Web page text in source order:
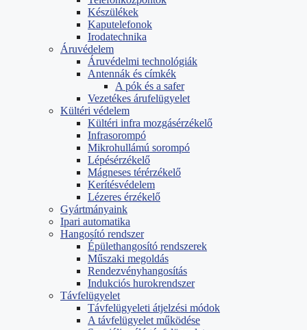
Készülékek
Kaputelefonok
Irodatechnika
Áruvédelem
Áruvédelmi technológiák
Antennák és címkék
A pók és a safer
Vezetékes árufelügyelet
Kültéri védelem
Kültéri infra mozgásérzékelő
Infrasorompó
Mikrohullámú sorompó
Lépésérzékelő
Mágneses térérzékelő
Kerítésvédelem
Lézeres érzékelő
Gyártmányaink
Ipari automatika
Hangosító rendszer
Épülethangosító rendszerek
Műszaki megoldás
Rendezvényhangosítás
Indukciós hurokrendszer
Távfelügyelet
Távfelügyeleti átjelzési módok
A távfelügyelet működése